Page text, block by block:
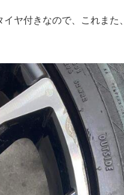
イヤ付きなので、これまた